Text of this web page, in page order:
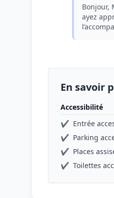
Bonjour,
ayez
En savoir
Accessibilité
✔ Entrée
✔ Parking
✔ Places
✔ Toilettes